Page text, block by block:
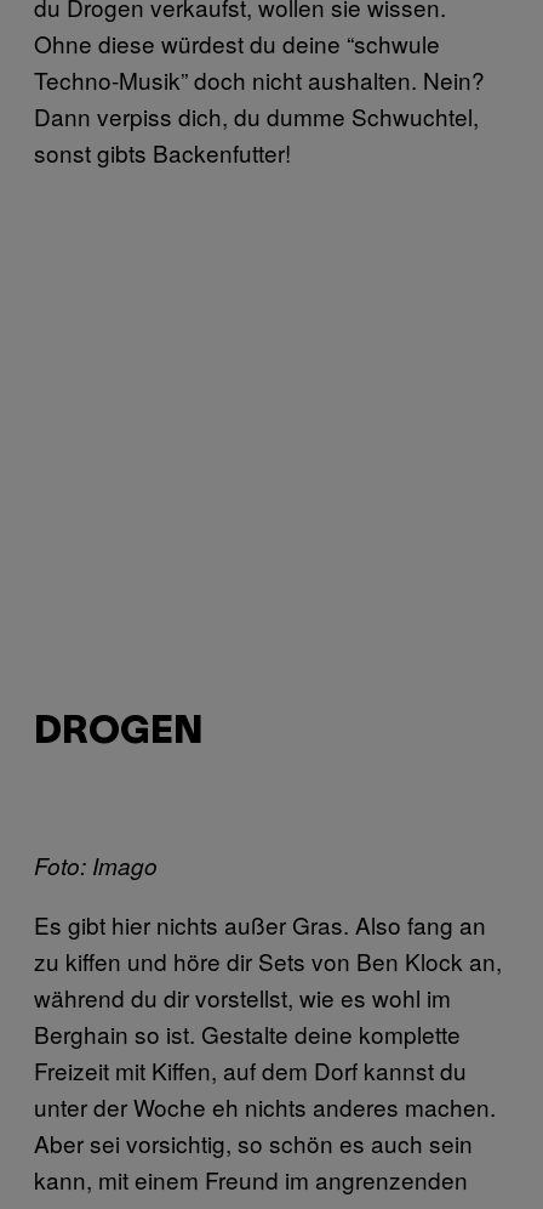
Ohne diese würdest du deine “schwule
Techno-Musik” doch nicht aushalten. Nein?
Dann verpiss dich, du dumme Schwuchtel,
sonst gibts Backenfutter!
DROGEN
Foto: Imago
Es gibt hier nichts außer Gras. Also fang an
zu kiffen und höre dir Sets von Ben Klock an,
während du dir vorstellst, wie es wohl im
Berghain so ist. Gestalte deine komplette
Freizeit mit Kiffen, auf dem Dorf kannst du
unter der Woche eh nichts anderes machen.
Aber sei vorsichtig, so schön es auch sein
kann, mit einem Freund im angrenzenden